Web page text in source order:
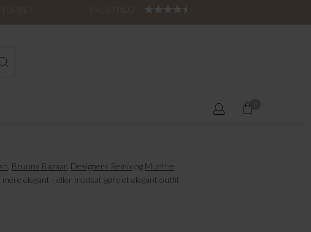
0
Bruuns Bazaar Designers Remixog Munthe
elegant - eller modsat gøre et elegant outfit